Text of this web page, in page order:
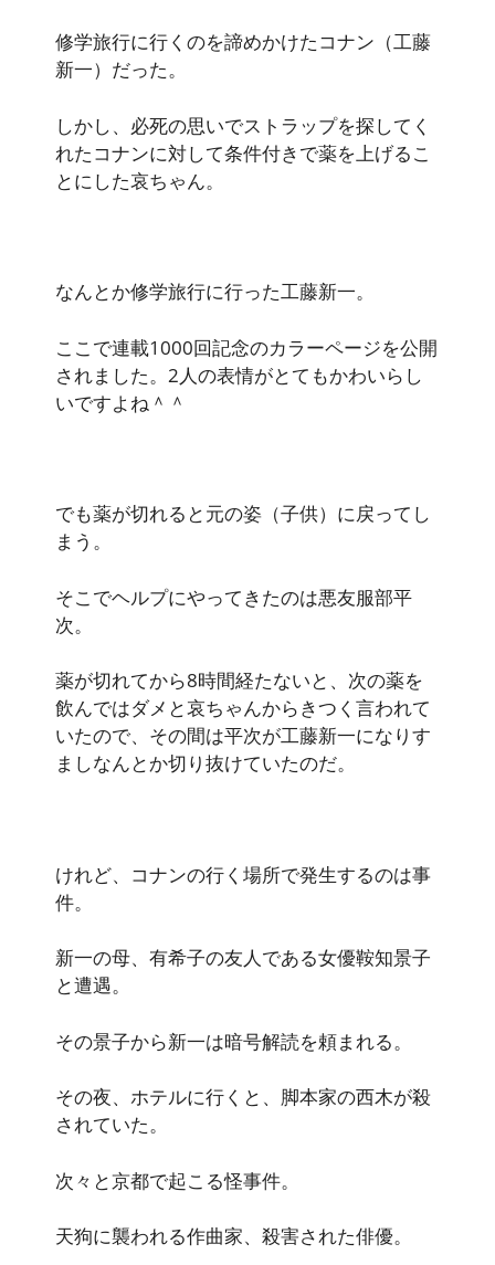
修学旅行に行くのを諦めかけたコナン（工藤
新一）だった。
しかし、必死の思いでストラップを探してく
れたコナンに対して条件付きで薬を上げるこ
とにした哀ちゃん。
なんとか修学旅行に行った工藤新一。
ここで連載1000回記念のカラーページを公開
されました。2人の表情がとてもかわいらし
いですよね＾＾
でも薬が切れると元の姿（子供）に戻ってし
まう。
そこでヘルプにやってきたのは悪友服部平
次。
薬が切れてから8時間経たないと、次の薬を
飲んではダメと哀ちゃんからきつく言われて
いたので、その間は平次が工藤新一になりす
ましなんとか切り抜けていたのだ。
けれど、コナンの行く場所で発生するのは事
件。
新一の母、有希子の友人である女優鞍知景子
と遭遇。
その景子から新一は暗号解読を頼まれる。
その夜、ホテルに行くと、脚本家の西木が殺
されていた。
次々と京都で起こる怪事件。
天狗に襲われる作曲家、殺害された俳優。